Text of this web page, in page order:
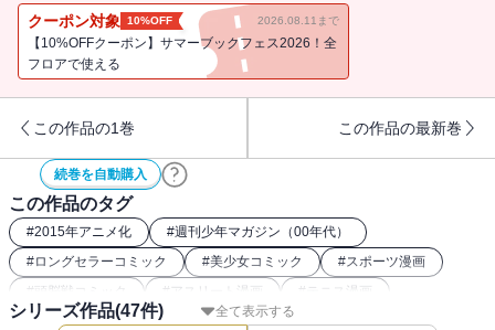
クーポン対象 10%OFF 2026.08.11まで
【10%OFFクーポン】サマーブックフェス2026！全
フロアで使える
この作品の1巻 この作品の最新巻
続巻を自動購入
この作品のタグ
#2015年アニメ化 #週刊少年マガジン（00年代）
#ロングセラーコミック #美少女コミック #スポーツ漫画
# 頭脳戦コミック # アスリート漫画 # テニス漫画
#講談社漫画賞
全て表示する
シリーズ作品(47件)